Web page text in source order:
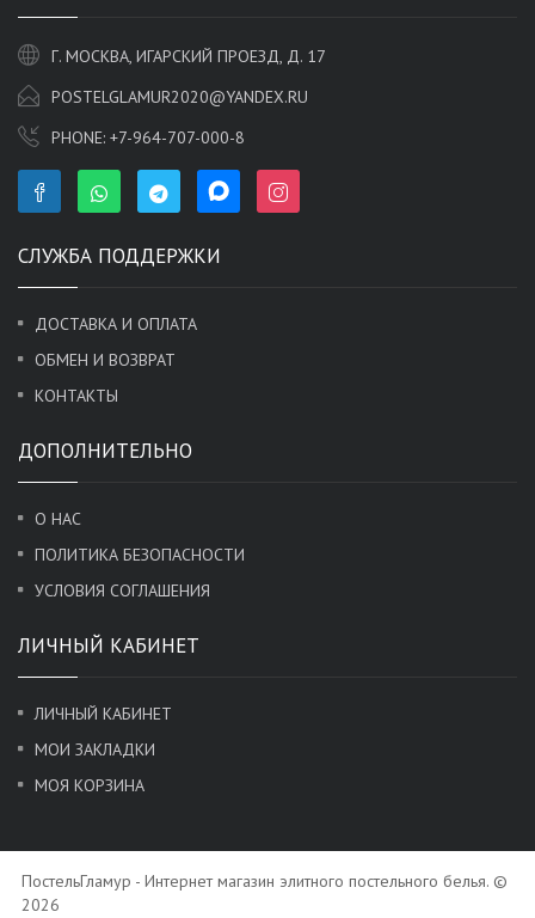
Г. МОСКВА, ИГАРСКИЙ ПРОЕЗД, Д. 17
POSTELGLAMUR2020@YANDEX.RU
PHONE: +7-964-707-000-8
СЛУЖБА ПОДДЕРЖКИ
ДОСТАВКА И ОПЛАТА
ОБМЕН И ВОЗВРАТ
КОНТАКТЫ
ДОПОЛНИТЕЛЬНО
О НАС
ПОЛИТИКА БЕЗОПАСНОСТИ
УСЛОВИЯ СОГЛАШЕНИЯ
ЛИЧНЫЙ КАБИНЕТ
ЛИЧНЫЙ КАБИНЕТ
МОИ ЗАКЛАДКИ
МОЯ КОРЗИНА
ПостельГламур - Интернет магазин элитного постельного белья. ©
2026